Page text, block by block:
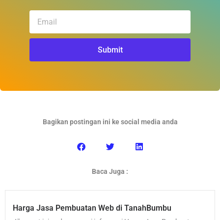
Submit
Bagikan postingan ini ke social media anda
Baca Juga :
Harga Jasa Pembuatan Web di TanahBumbu